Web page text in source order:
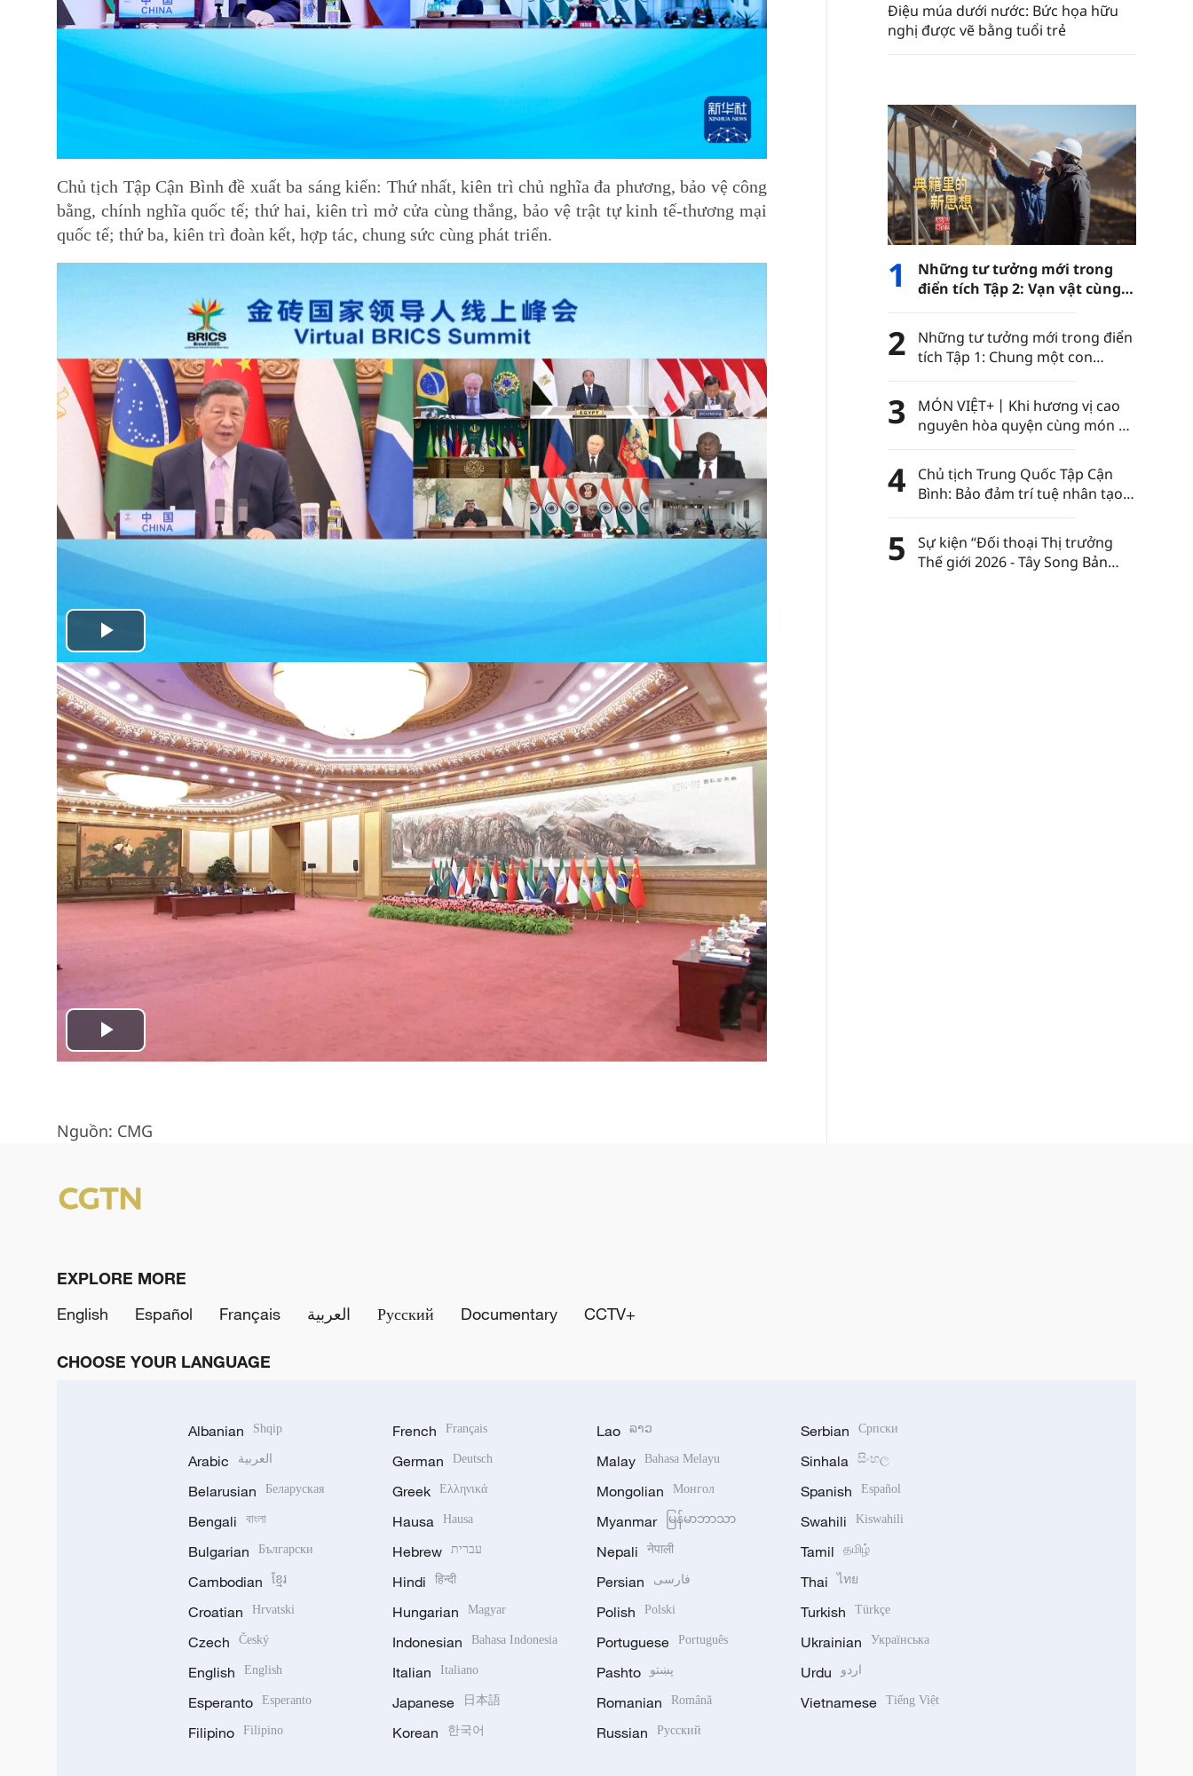
Chủ tịch Tập Cận Bình đề xuất ba sáng kiến: Thứ nhất, kiên trì chủ nghĩa đa phương, bảo vệ công
bằng, chính nghĩa quốc tế; thứ hai, kiên trì mở cửa cùng thắng, bảo vệ trật tự kinh tế-thương mại
quốc tế; thứ ba, kiên trì đoàn kết, hợp tác, chung sức cùng phát triển.
Play
Video
Play
Nguồn: CMG
Điệu múa dưới nước: Bức họa hữu
nghị được vẽ bằng tuổi trẻ
1
Những tư tưởng mới trong
điển tích Tập 2: Vạn vật cùng
phát triển
2
Những tư tưởng mới trong điển
tích Tập 1: Chung một con
đường
3
MÓN VIỆT+丨Khi hương vị cao
nguyên hòa quyện cùng món ăn
Việt Nam……
4
Chủ tịch Trung Quốc Tập Cận
Bình: Bảo đảm trí tuệ nhân tạo
luôn nằm trong sự kiểm soát
của nhân loại
5
Sự kiện “Đối thoại Thị trưởng
Thế giới 2026 - Tây Song Bản
EXPLORE MORE
English
Español Français العربية Русский Documentary CCTV+
CHOOSE YOUR LANGUAGE
Albanian Shqip
Arabic العربية
Belarusian Беларуская
Bengali বাংলা
Bulgarian Български
Cambodian ខ្មែរ
Croatian Hrvatski
Czech Český
English English
Esperanto Esperanto
Filipino Filipino
French Français
German Deutsch
Greek Ελληνικά
Hausa Hausa
Hebrew עברית
Hindi हिन्दी
Hungarian Magyar
Indonesian Bahasa Indonesia
Italian Italiano
Japanese 日本語
Korean 한국어
Lao ລາວ
Malay Bahasa Melayu
Mongolian Монгол
Myanmar မြန်မာဘာသာ
Nepali नेपाली
Persian فارسی
Polish Polski
Portuguese Português
Pashto پښتو
Romanian Română
Russian Русский
Serbian Српски
Sinhala සිංහල
Spanish Español
Swahili Kiswahili
Tamil தமிழ்
Thai ไทย
Turkish Türkçe
Ukrainian Українська
Urdu اردو
Vietnamese Tiếng Việt